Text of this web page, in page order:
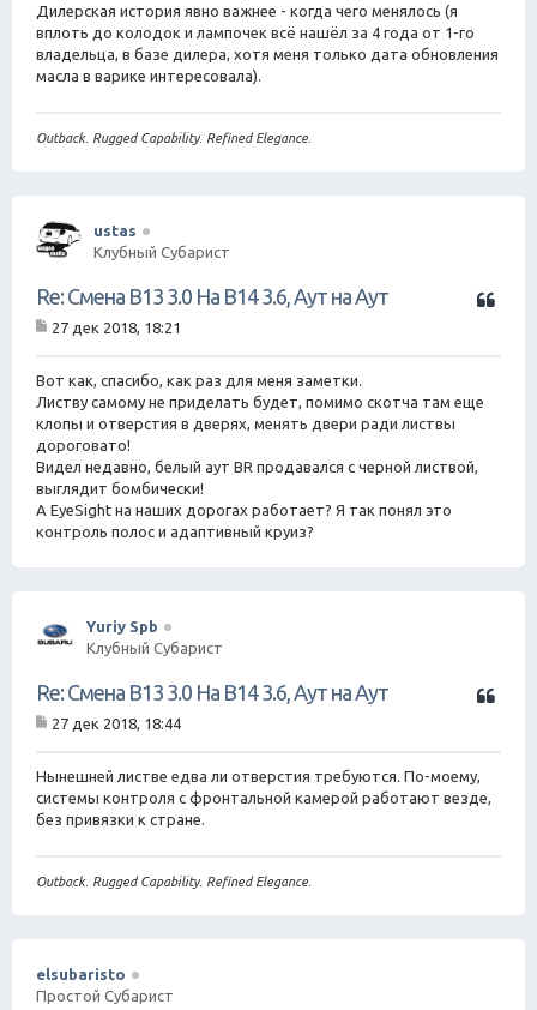
Дилерская история явно важнее - когда чего менялось (я
вплоть до колодок и лампочек всё нашёл за 4 года от 1-го
владельца, в базе дилера, хотя меня только дата обновления
масла в варике интересовала).
Outback. Rugged Capability. Refined Elegance.
ustas
Клубный Субарист
Ц
а
Re: Смена B13 3.0 На B14 3.6, Аут на Аут
о
б
е
н
и
е
27 дек 2018, 18:21
Вот как, спасибо, как раз для меня заметки.
Листву самому не приделать будет, помимо скотча там еще
клопы и отверстия в дверях, менять двери ради листвы
дороговато!
Видел недавно, белый аут BR продавался с черной листвой,
выглядит бомбически!
А EyeSight на наших дорогах работает? Я так понял это
контроль полос и адаптивный круиз?
Yuriy Spb
Клубный Субарист
Ц
т
а
Re: Смена B13 3.0 На B14 3.6, Аут на Аут
о
б
щ
е
е
27 дек 2018, 18:44
Нынешней листве едва ли отверстия требуются. По-моему,
системы контроля с фронтальной камерой работают везде,
без привязки к стране.
Outback. Rugged Capability. Refined Elegance.
elsubaristo
Простой Субарист